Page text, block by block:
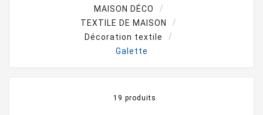
MAISON DÉCO
TEXTILE DE MAISON
Décoration textile
Galette
19 produits